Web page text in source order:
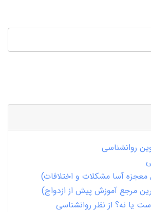
روانشناسی
معجزه آسا مشکلات و اختلافات)
مرجع آموزش پیش از ازدواج)
یا نه؟ از نظر روانشناسی